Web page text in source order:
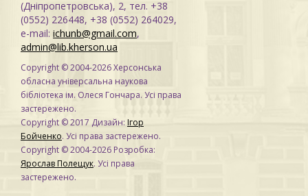
(Дніпропетровська), 2, тел. +38
(0552) 226448, +38 (0552) 264029,
e-mail: ichunb@gmail.com,
admin@lib.kherson.ua
Copyright © 2004-2026 Херсонська
обласна універсальна наукова
бібліотека ім. Олеся Гончара. Усі права
застережено.
Copyright © 2017 Дизайн: Ігор
Бойченко. Усі права застережено.
Copyright © 2004-2026 Розробка:
Ярослав Полещук. Усі права
застережено.